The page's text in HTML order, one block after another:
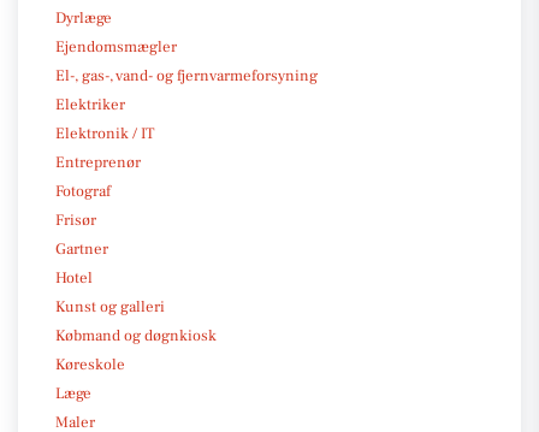
Dyrlæge
Ejendomsmægler
El-, gas-, vand- og fjernvarmeforsyning
Elektriker
Elektronik / IT
Entreprenør
Fotograf
Frisør
Gartner
Hotel
Kunst og galleri
Købmand og døgnkiosk
Køreskole
Læge
Maler